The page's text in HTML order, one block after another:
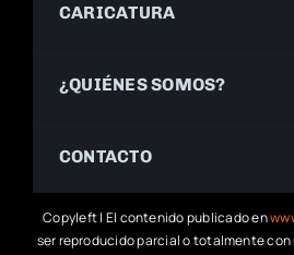
CARICATURA
¿QUIÉNES SOMOS?
CONTACTO
Copyleft | El contenido publicado en
ser reproducido parcial o totalmente